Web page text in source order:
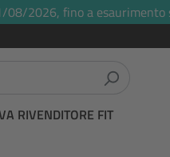
08/2026, fino a esaurimento
RIVENDITORE FIT